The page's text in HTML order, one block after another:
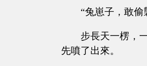
“兔崽子，敢
步長天一楞，
先噴了出來。